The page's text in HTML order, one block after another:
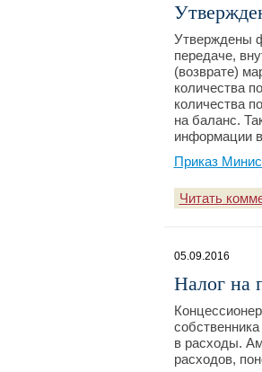
Утверждены
передаче,
(возврате)
количества
количества
на баланс.
информации
Приказ
Читать
05.09.2016
Налог на
в расходы.
расходов,